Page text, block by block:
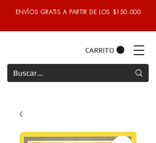
ENVÍOS GRATIS A PARTIR DE LOS $150.000
CARRITO